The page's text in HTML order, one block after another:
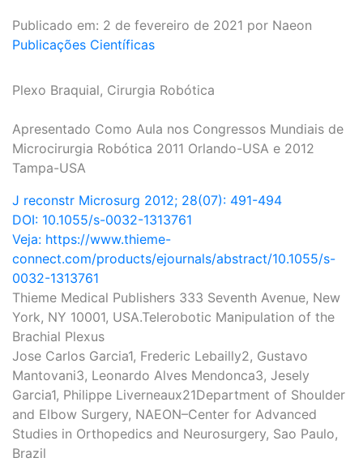
Publicado em: 2 de fevereiro de 2021 por Naeon
Publicações Científicas
Plexo Braquial, Cirurgia Robótica
Apresentado Como Aula nos Congressos Mundiais de
Microcirurgia Robótica 2011 Orlando-USA e 2012
Tampa-USA
J reconstr Microsurg 2012; 28(07): 491-494
DOI: 10.1055/s-0032-1313761
Veja: https://www.thieme-
connect.com/products/ejournals/abstract/10.1055/s-
0032-1313761
Thieme Medical Publishers 333 Seventh Avenue, New
York, NY 10001, USA.Telerobotic Manipulation of the
Brachial Plexus
Jose Carlos Garcia1, Frederic Lebailly2, Gustavo
Mantovani3, Leonardo Alves Mendonca3, Jesely
Garcia1, Philippe Liverneaux21Department of Shoulder
and Elbow Surgery, NAEON–Center for Advanced
Studies in Orthopedics and Neurosurgery, Sao Paulo,
Brazil